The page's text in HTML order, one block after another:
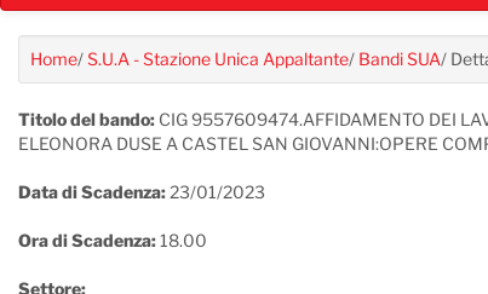
Home/S.U.A - Stazione Unica Appaltante/ Bandi SUA/
Titolo del bando: CIG 9557609474.AFFIDAMENTO DEI
ELEONORA DUSE A CASTEL SAN GIOVANNI:OPERE
Data di Scadenza: 23/01/2023
Ora di Scadenza:18.00
Settore: